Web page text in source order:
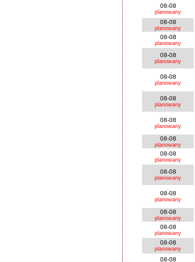
08-08
planowany
08-08
planowany
08-08
planowany
08-08
planowany
08-08
planowany
08-08
planowany
08-08
planowany
08-08
planowany
08-08
planowany
08-08
planowany
08-08
planowany
08-08
planowany
08-08
planowany
08-08
planowany
08-08